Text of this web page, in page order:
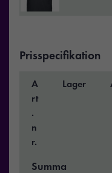
Prisspecifikation
A
rt
.
n
r.
Lager
Summa